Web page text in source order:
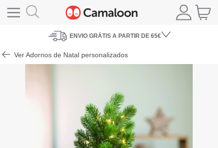
ENVIO GRÁTIS A PARTIR DE 65€
Ver Adornos de Natal personalizados